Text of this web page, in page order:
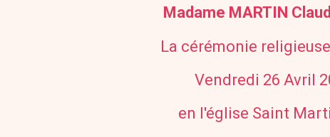
Madame MARTIN
La cérémonie
Vendredi 26 Avril
en l'église Saint